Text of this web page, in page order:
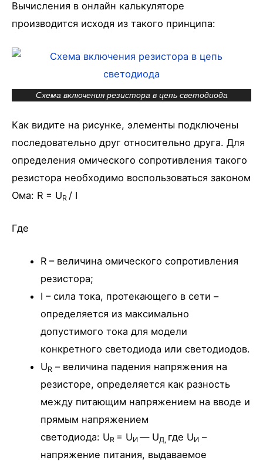
Вычисления в онлайн калькуляторе
производится исходя из такого принципа:
Схема включения резистора в цепь светодиода
Как видите на рисунке, элементы подключены
последовательно друг относительно друга. Для
определения омического сопротивления такого
резистора необходимо воспользоваться законом
Ома: R = UR / I
Где
R – величина омического сопротивления
резистора;
I – сила тока, протекающего в сети –
определяется из максимально
допустимого тока для модели
конкретного светодиода или светодиодов.
UR – величина падения напряжения на
резисторе, определяется как разность
между питающим напряжением на вводе и
прямым напряжением
светодиода: UR = UИ— UД, где UИ –
напряжение питания, выдаваемое